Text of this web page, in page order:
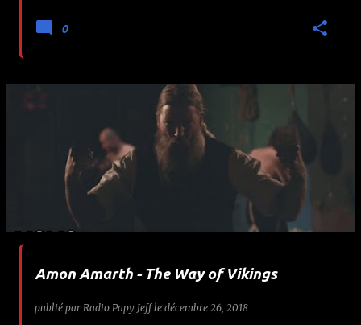
0
Amon Amarth - The Way of Vikings
publié par Radio Papy Jeff le décembre 26, 2018